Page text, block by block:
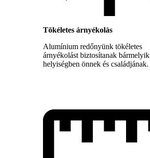
Tökéletes árnyékolás
Alumínium redőnyünk tökéletes
árnyékolást biztosítanak bármelyik
helyiségben önnek és családjának.